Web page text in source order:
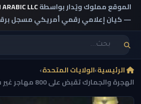
الموقع مملوك ويُدار بواسطةLLC
— كيان إعلامي رقمي أمريكي مسجل
الرئيسية›الولايات المتحدة›
الهجرة والجمارك تقبض على 800 مهاجر غير شرعي في ميا...